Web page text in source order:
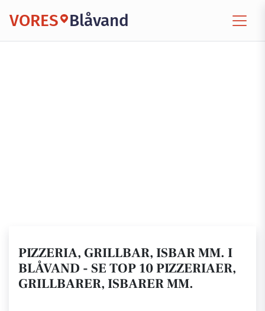
VORES Blåvand
PIZZERIA, GRILLBAR, ISBAR MM. I
BLÅVAND - SE TOP 10 PIZZERIAER,
GRILLBARER, ISBARER MM.